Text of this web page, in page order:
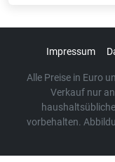
Impressum
Alle Preise in Euro
Verkauf nur
vorbehalten.